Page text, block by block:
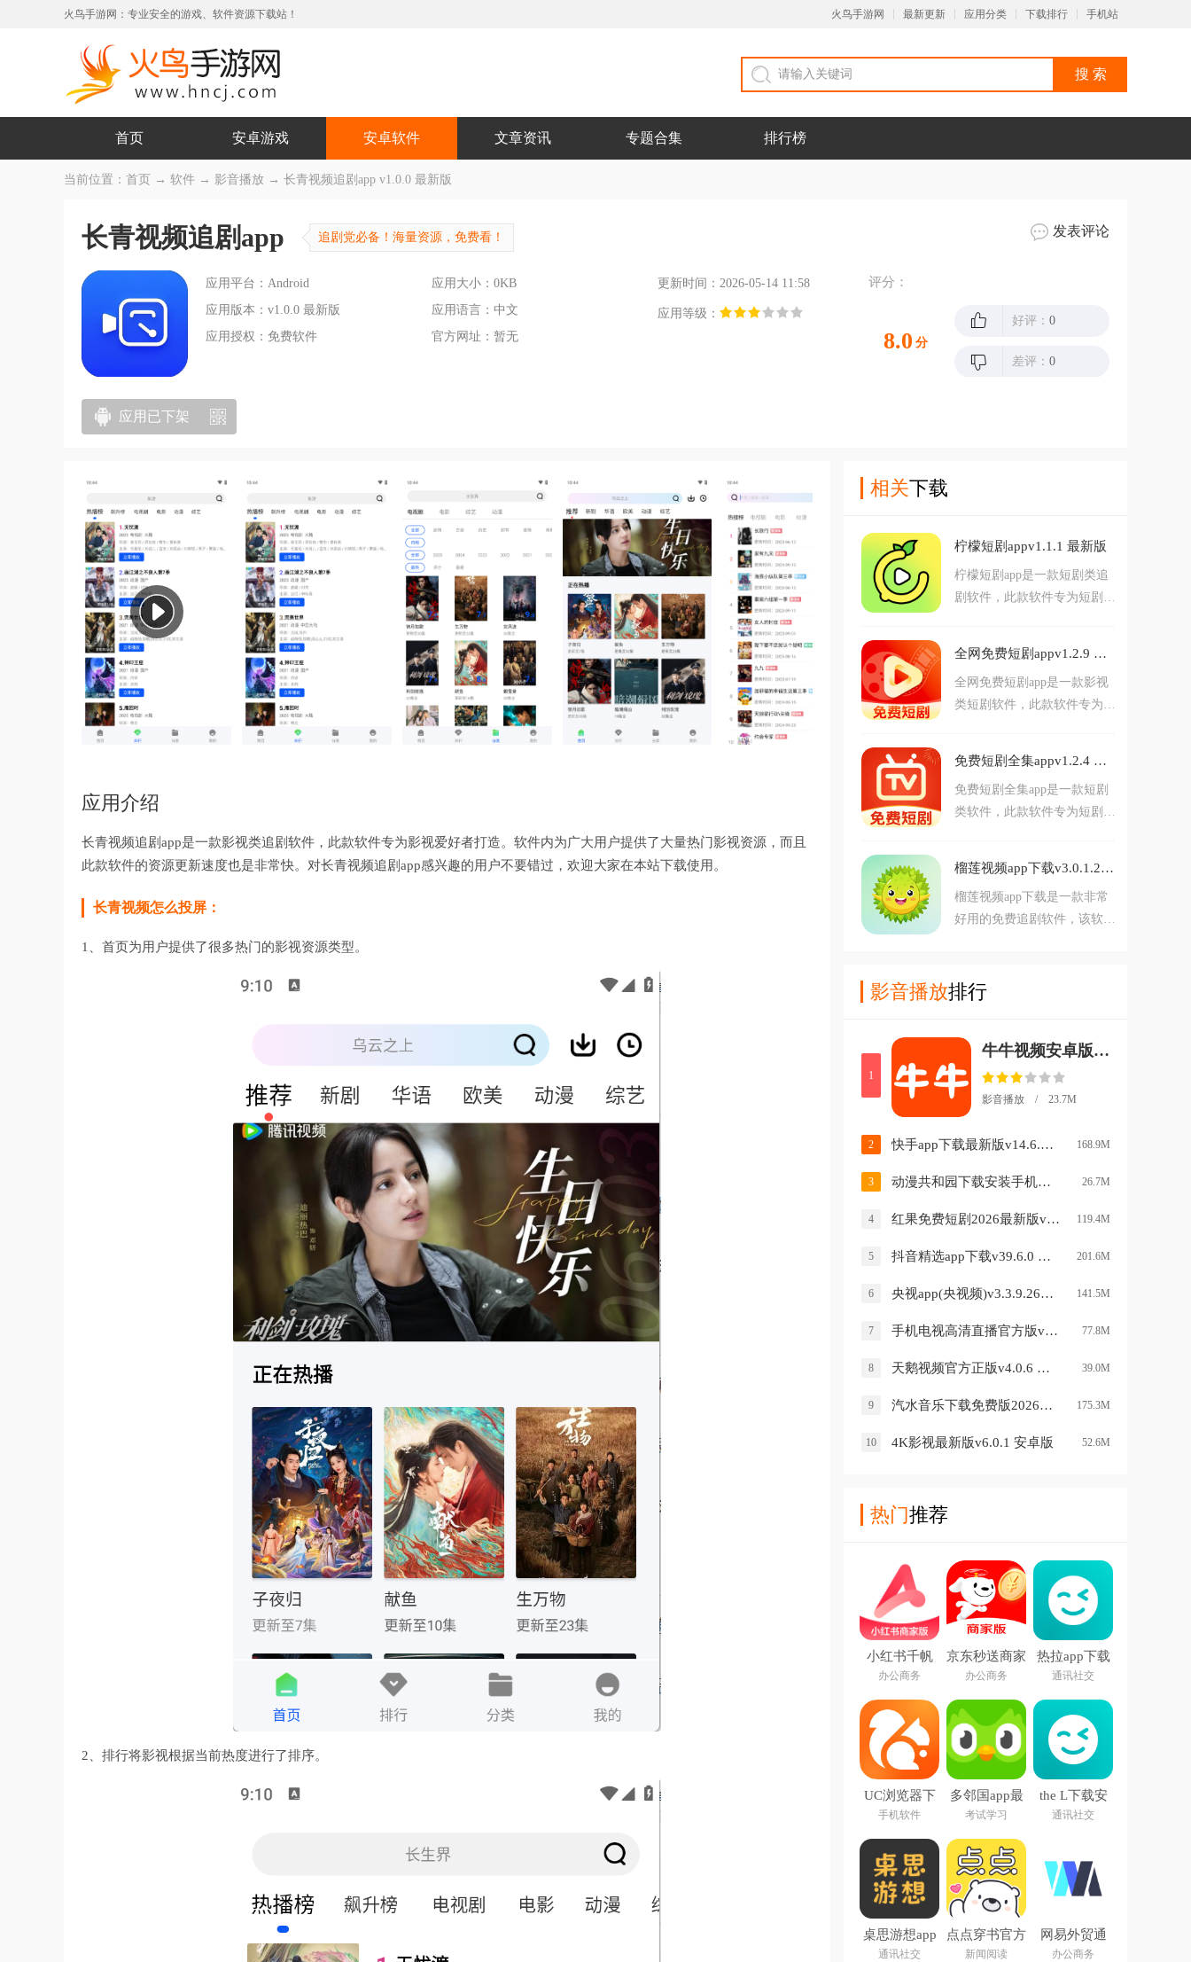
火鸟手游网：专业安全的游戏、软件资源下载站！ 火鸟手游网 最新更新 应用分类 下载排行 手机站
首页 安卓游戏 安卓软件 文章资讯 专题合集 排行榜
当前位置： 首页 → 软件 → 影音播放 → 长青视频追剧app v1.0.0 最新版
长青视频追剧app 追剧党必备！海量资源，免费看！ 发表评论
应用平台：Android 应用大小：0KB
更新时间：2026-05-14 11:58
应用版本：v1.0.0 最新版
应用语言：中文
应用等级：
应用授权：免费软件
官方网址：暂无
评分：
8.0 分
好评： 0
差评： 0
应用已下架
应用介绍
长青视频追剧app是一款影视类追剧软件，此款软件专为影视爱好者打造。软件内为广大用户提供了大量热门影视资源，而且
此款软件的资源更新速度也是非常快。对长青视频追剧app感兴趣的用户不要错过，欢迎大家在本站下载使用。
长青视频怎么投屏：
1、首页为用户提供了很多热门的影视资源类型。
2、排行将影视根据当前热度进行了排序。
相关下载
柠檬短剧appv1.1.1 最新版
柠檬短剧app是一款短剧类追
剧软件，此款软件专为短剧爱
里为大家进行了详细的分类，
满足不同用户的需求。对柠檬
短剧app感兴趣的用户不要错
用。
全网免费短剧appv1.2.9 最新版
全网免费短剧app是一款影视
类短剧软件，此款软件专为短
而且还有着多种不同类型风格
的短剧任你选择。对全网免费
短剧app感兴趣的用户不要错
用。
免费短剧全集appv1.2.4 最新版
免费短剧全集app是一款短剧
类软件，此款软件专为短剧爱
里有着多种题材，大家可以自
由选择。而且此款软件完全免
费。对免费短剧全集app感兴
榴莲视频app下载v3.0.1.2 最新版
榴莲视频app下载是一款非常
好用的免费追剧软件，该软件
界面清爽无广告，支持离线缓
可千万不要错过了哦，赶紧来
下载吧！
影音播放排行
1
牛牛视频安卓版去广告v1.4.6 最新版
影音播放 / 23.7M
2 快手app下载最新版v14.6.20.49153 官方安卓版 168.9M
3 动漫共和园下载安装手机版中文(动漫共和国)v1.1.0 最新版 26.7M
4 红果免费短剧2026最新版v7.2.9.32 安卓版 119.4M
5 抖音精选app下载v39.6.0 安卓版 201.6M
6 央视app(央视频)v3.3.9.26709 官方版 141.5M
7 手机电视高清直播官方版v8.0.35.4 安卓版 77.8M
8 天鹅视频官方正版v4.0.6 安卓版 39.0M
9 汽水音乐下载免费版2026版v20.1.0 安卓版 175.3M
10 4K影视最新版v6.0.1 安卓版 52.6M
热门推荐
小红书千帆
app下载
办公商务
京东秒送商家
app下载最新
版
办公商务
热拉app下载
官方(the L)
通讯社交
UC浏览器下
载安装2026
最新版本
手机软件
多邻国app最
新版
考试学习
the L下载安
卓最新版本
2026
通讯社交
桌思游想app
通讯社交
点点穿书官方
下载安装
新闻阅读
网易外贸通
app
办公商务